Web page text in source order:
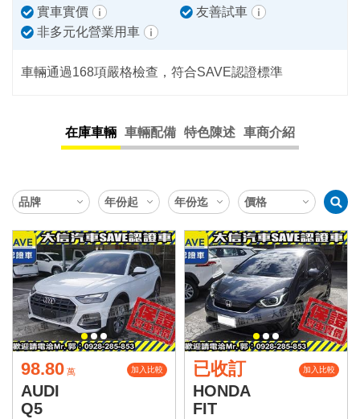
實車實價
友善試車
非多元化營業用車
車輛通過168項嚴格檢查，符合SAVE認證標準
在庫車輛 車輛配備 特色陳述 車商介紹
98.80 萬 加入比較
AUDI
Q5
已收訂 加入比較
HONDA
FIT